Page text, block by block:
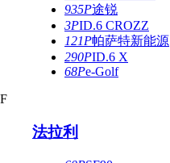
935P途锐
3PID.6 CROZZ
121P帕萨特新能源
290PID.6 X
68Pe-Golf
F
法拉利